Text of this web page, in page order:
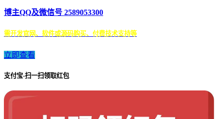
博主QQ及微信号 2589053300
需开发官网、软件或源码购买、付费技术支持等
立即查看
支付宝-扫一扫领取红包